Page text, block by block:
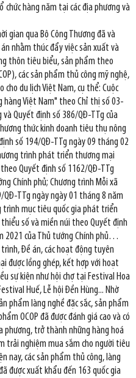
chức hàng năm tại các địa phương và
gian qua Bộ Công Thương đã và
nhằm thúc đẩy việc sản xuất và
thôn tiêu biểu, sản phẩm theo
các sản phẩm thủ công mỹ nghệ,
du lịch Việt Nam, cụ thể: Cuộc
hàng Việt Nam" theo Chỉ thị số 03-
và Quyết định số 386/QĐ-TTg của
thức kinh doanh tiêu thụ nông
số 194/QĐ-TTg ngày 09 tháng 02
trình phát triển thương mại
Quyết định số 1162/QĐ-TTg
Chính phủ; Chương trình Mỗi xã
TTg ngày ngày 01 tháng 8 năm
trình mục tiêu quốc gia phát triển
số và miền núi theo Quyết định
2021 của Thủ tướng Chính phủ…
Đề án, các hoạt động tuyên
được lồng ghép, kết hợp với hoạt
sự kiện như hội chợ tại Festival Hoa
Huế, Lễ hội Đền Hùng... Nhờ
phẩm làng nghề đặc sắc, sản phẩm
OCOP đã được đánh giá cao và có
phương, trở thành những hàng hoá
trải nghiệm mua sắm cho người tiêu
nay, các sản phẩm thủ công, làng
được xuất khẩu đến 163 quốc gia